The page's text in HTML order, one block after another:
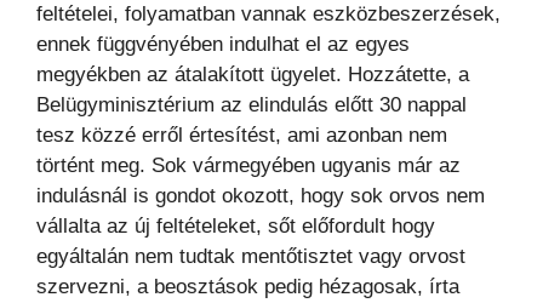
feltételei, folyamatban vannak eszközbeszerzések,
ennek függvényében indulhat el az egyes
megyékben az átalakított ügyelet. Hozzátette, a
Belügyminisztérium az elindulás előtt 30 nappal
tesz közzé erről értesítést, ami azonban nem
történt meg. Sok vármegyében ugyanis már az
indulásnál is gondot okozott, hogy sok orvos nem
vállalta az új feltételeket, sőt előfordult hogy
egyáltalán nem tudtak mentőtisztet vagy orvost
szervezni, a beosztások pedig hézagosak, írta